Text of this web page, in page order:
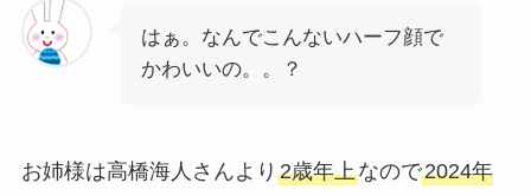
はぁ。なんでこんないハーフ顔で
かわいいの。。？
お姉様は高橋海人さんより 2歳年上なので2024年